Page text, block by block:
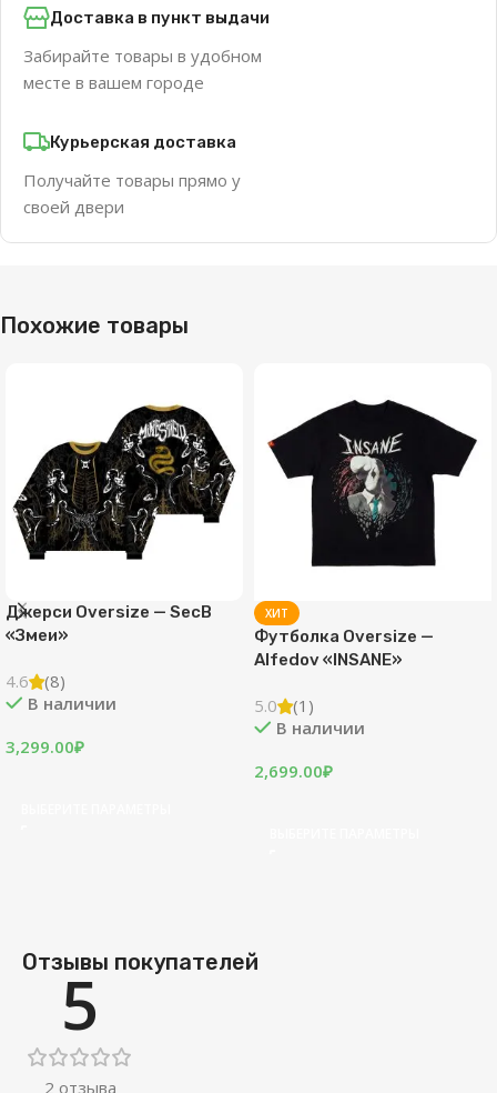
Доставка в пункт выдачи
Забирайте товары в удобном
месте в вашем городе
Курьерская доставка
Получайте товары прямо у
своей двери
Похожие товары
— SecB ХИТ
Футболка Oversize —
Alfedov «INSANE»
В наличии
Футболка
KlashRaick
Отзывы покупателей
5
2 отзыва